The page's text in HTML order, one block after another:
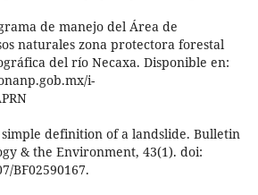
de manejo del Área de
naturales zona protectora forestal
del río Necaxa. Disponible en:
i-
definition of a landslide. Bulletin
& the Environment, 43(1). doi:
BF02590167.